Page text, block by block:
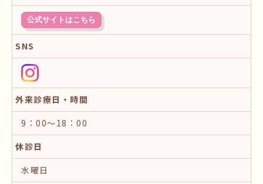
公式サイトはこちら
SNS
外来診療日・時間
9：00～18：00
休診日
水曜日